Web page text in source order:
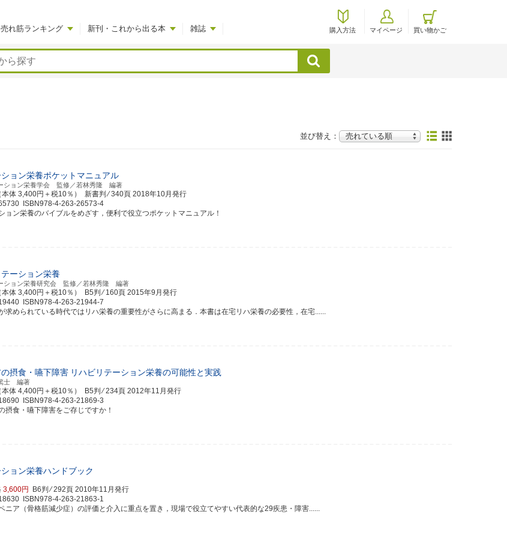
売れ筋ランキング 新刊・これから出る本 雑誌 購入方法 マイページ 買い物かご
検索
並び替え：
ョン栄養ポケットマニュアル
ション栄養学会 監修／若林秀隆 編著
本体 3,400円＋税10％） 新書判 ⁄ 340頁 2018年10月発行
ISBN978-4-263-26573-4
ョン栄養のバイブルをめざす，便利で役立つポケットマニュアル！
ーション栄養
ション栄養研究会 監修／若林秀隆 編著
本体 3,400円＋税10％） B5判 ⁄ 160頁 2015年9月発行
ISBN978-4-263-21944-7
求められている時代ではリハ栄養の重要性がさらに高まる．本書は在宅リハ栄養の必要性，在宅......
摂食・嚥下障害 リハビリテーション栄養の可能性と実践
士 編著
本体 4,400円＋税10％） B5判 ⁄ 234頁 2012年11月発行
ISBN978-4-263-21869-3
摂食・嚥下障害をご存じですか！
ョン栄養ハンドブック
3,600円 B6判 ⁄ 292頁 2010年11月発行
ISBN978-4-263-21863-1
ニア（骨格筋減少症）の評価と介入に重点を置き，現場で役立てやすい代表的な29疾患・障害......